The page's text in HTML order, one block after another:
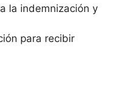
la indemnización y
para recibir